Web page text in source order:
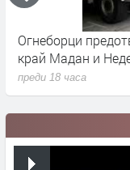
Огнеборци
край Мадан и
преди 18 часа